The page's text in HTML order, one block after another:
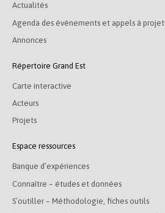
Actualités
Agenda des événements et appels à projet
Annonces
Répertoire Grand Est
Carte interactive
Acteurs
Projets
Espace ressources
Banque d’expériences
Connaître – études et données
S’outiller – Méthodologie, fiches outils